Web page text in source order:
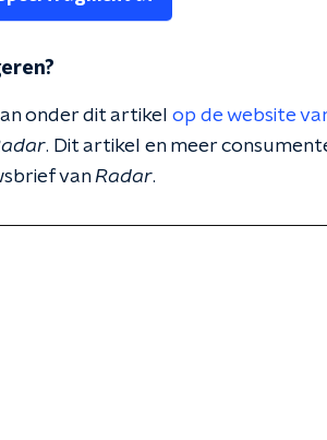
onder dit artikel op de website
. Dit artikel en meer
vanRadar.